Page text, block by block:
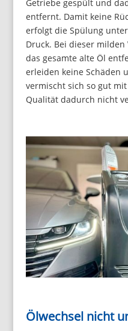
Getriebe gespült und
entfernt. Damit keine
erfolgt die Spülung
Druck. Bei dieser
das gesamte alte Öl
erleiden keine Schäden
vermischt sich so gut
Qualität dadurch nicht
Ölwechsel nicht